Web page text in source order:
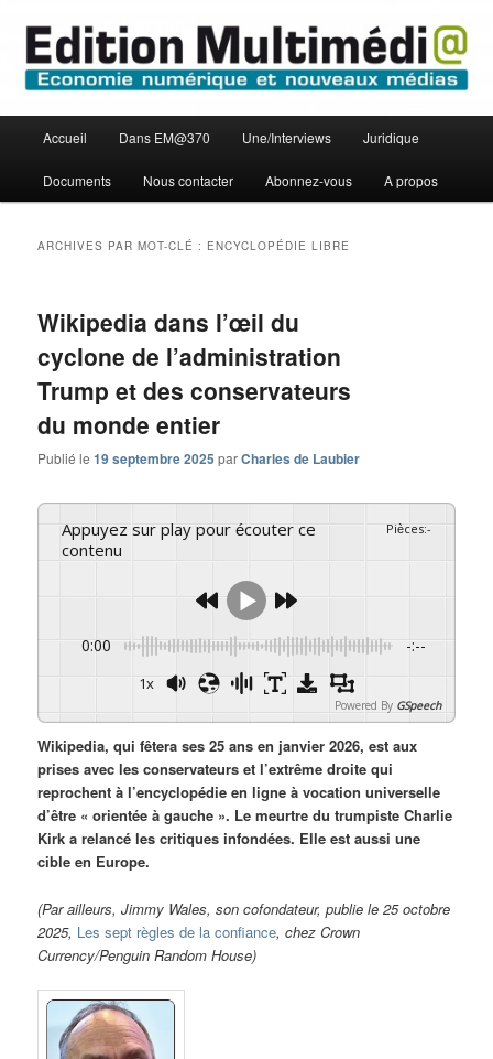
contenu
principal
contenu
secondaire
Edition Multimédi@
principal
Accueil Dans EM@370 Une/Interviews Juridique
Documents Nous contacter Abonnez-vous A propos
ARCHIVES PAR MOT-CLÉ : ENCYCLOPÉDIE LIBRE
Wikipedia dans l’œil du
cyclone de l’administration
Trump et des conservateurs
du monde entier
Publié le19 septembre 2025 parCharles de Laubier
Appuyez sur play pour écouter ce
contenu
Pièces:-
0:00 -:--
1x
Powered By GSpeech
Wikipedia, qui fêtera ses 25 ans en janvier 2026, est aux
prises avec les conservateurs et l’extrême droite qui
reprochent à l’encyclopédie en ligne à vocation universelle
d’être « orientée à gauche ». Le meurtre du trumpiste Charlie
Kirk a relancé les critiques infondées. Elle est aussi une
cible en Europe.
(Par ailleurs, Jimmy Wales, son cofondateur, publie le 25 octobre
2025, Les sept règles de la confiance, chez Crown
Currency/Penguin Random House)